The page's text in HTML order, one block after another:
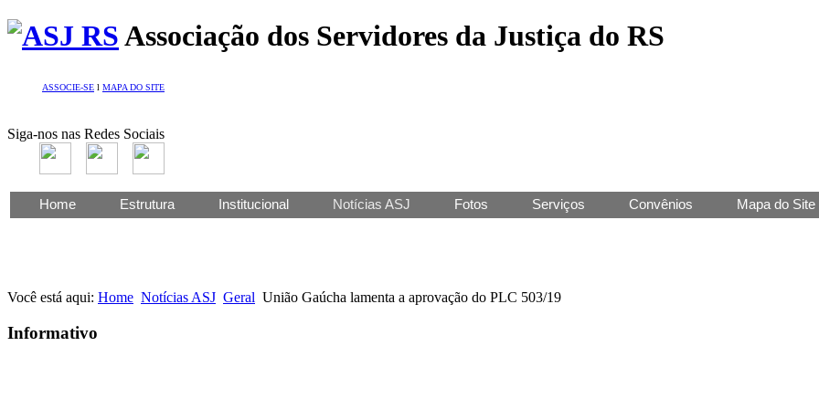
Associação dos Servidores da Justiça do RS
ASSOCIE-SE l MAPA DO SITE
Siga-nos nas Redes Sociais
Home Estrutura Institucional Notícias ASJ Fotos Serviços Convênios Mapa do Site
Você está aqui: Home Notícias ASJ Geral União Gaúcha lamenta a aprovação do PLC 503/19
Informativo